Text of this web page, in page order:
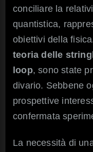
conciliare la
quantistica,
obiettivi della
teoria delle
loop, sono state
divario. Sebbene
prospettive
confermata
La necessità di